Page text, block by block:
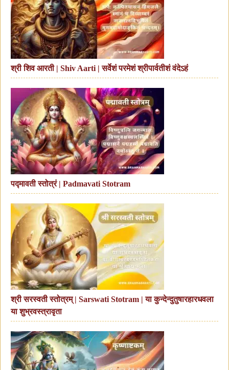
श्री शिव आरती | Shiv Aarti | सर्वेशं परमेशं श्रीपार्वतीशं वंदेऽहं
पद्मावती स्तोत्रं | Padmavati Stotram
श्री सरस्वती स्तोत्रम् | Sarswati Stotram | या कुन्देन्दुतुषारहारधवला
या शुभ्रवस्त्रावृता